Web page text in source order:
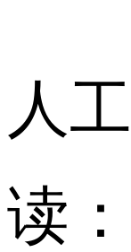
人
读：